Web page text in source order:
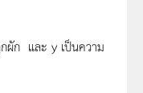
ผัก และ y เป็นความ